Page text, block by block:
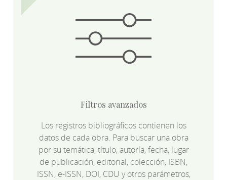
Filtros avanzados
Los registros bibliográficos contienen los
datos de cada obra. Para buscar una obra
por su temática, título, autoría, fecha, lugar
de publicación, editorial, colección, ISBN,
ISSN, e-ISSN, DOI, CDU y otros parámetros,